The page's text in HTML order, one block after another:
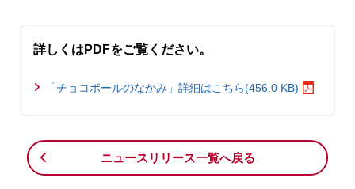
詳しくはPDFをご覧ください。
「チョコボールのなかみ」詳細はこちら(456.0 KB)
ニュースリリース一覧へ戻る